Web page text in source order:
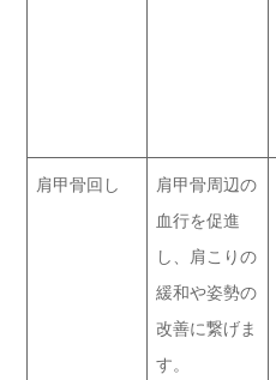
肩甲骨回し
肩甲骨周辺の
血行を促進
し、肩こりの
緩和や姿勢の
改善に繋げま
す。